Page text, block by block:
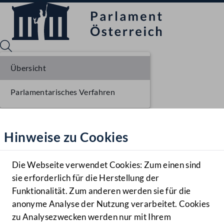
Hilfe
Benutzer
Navigationsmenü öffnen
MENÜ
Hinweise zu Cookies
Die Webseite verwendet Cookies: Zum einen sind
sie erforderlich für die Herstellung der
Funktionalität. Zum anderen werden sie für die
anonyme Analyse der Nutzung verarbeitet. Cookies
zu Analysezwecken werden nur mit Ihrem
Übersicht
Parlamentarisches Verfahren